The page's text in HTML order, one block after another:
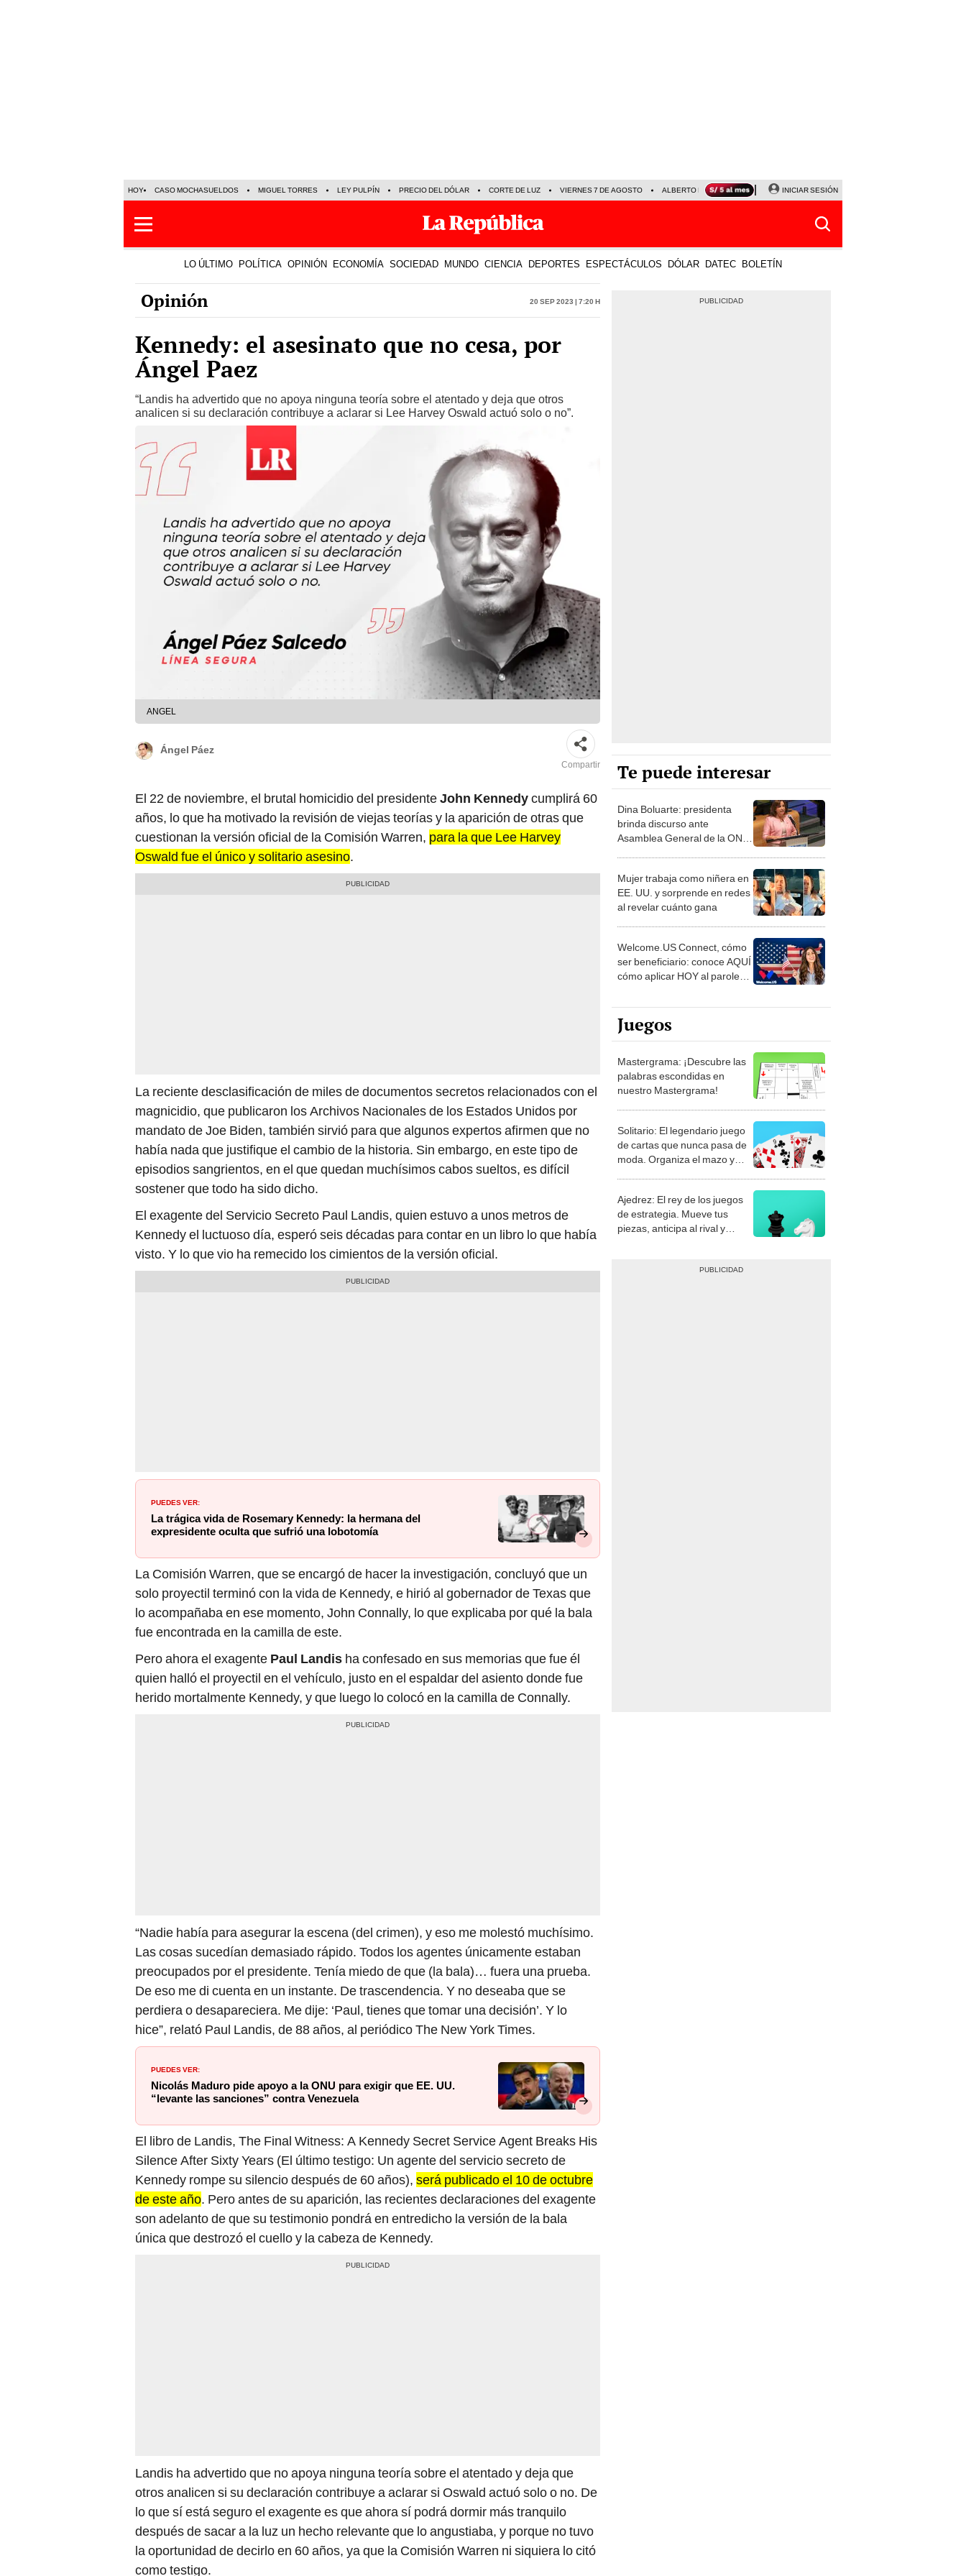
HOY CASO MOCHASUELDOS MIGUEL TORRES LEY PULPÍN PRECIO DEL DÓLAR CORTE DE LUZ VIERNES 7 DE AGOSTO ALBERTO BENAVIDES NALDY SALDAÑA
INICIAR SESIÓN
LO ÚLTIMO POLÍTICA OPINIÓN ECONOMÍA SOCIEDAD MUNDO CIENCIA DEPORTES ESPECTÁCULOS DÓLAR DATEC BOLETÍN
Opinión 20 Sep 2023 | 7:20 h
Kennedy: el asesinato que no cesa, por
Ángel Paez
“Landis ha advertido que no apoya ninguna teoría sobre el atentado y deja que otros
analicen si su declaración contribuye a aclarar si Lee Harvey Oswald actuó solo o no”.
ANGEL
Ángel Páez
Compartir
El 22 de noviembre, el brutal homicidio del presidenteJohn Kennedycumplirá 60
años, lo que ha motivado la revisión de viejas teorías y la aparición de otras que
cuestionan la versión oficial de la Comisión Warren, para la que Lee Harvey
Oswald fue el único y solitario asesino.
La reciente desclasificación de miles de documentos secretos relacionados con el
magnicidio, que publicaron los Archivos Nacionales de los Estados Unidos por
mandato de Joe Biden, también sirvió para que algunos expertos afirmen que no
había nada que justifique el cambio de la historia. Sin embargo, en este tipo de
episodios sangrientos, en el que quedan muchísimos cabos sueltos, es difícil
sostener que todo ha sido dicho.
El exagente del Servicio Secreto Paul Landis, quien estuvo a unos metros de
Kennedy el luctuoso día, esperó seis décadas para contar en un libro lo que había
visto. Y lo que vio ha remecido los cimientos de la versión oficial.
PUEDES VER:
La trágica vida de Rosemary Kennedy: la hermana del
expresidente oculta que sufrió una lobotomía
La Comisión Warren, que se encargó de hacer la investigación, concluyó que un
solo proyectil terminó con la vida de Kennedy, e hirió al gobernador de Texas que
lo acompañaba en ese momento, John Connally, lo que explicaba por qué la bala
fue encontrada en la camilla de este.
Pero ahora el exagente Paul Landis ha confesado en sus memorias que fue él
quien halló el proyectil en el vehículo, justo en el espaldar del asiento donde fue
herido mortalmente Kennedy, y que luego lo colocó en la camilla de Connally.
“Nadie había para asegurar la escena (del crimen), y eso me molestó muchísimo.
Las cosas sucedían demasiado rápido. Todos los agentes únicamente estaban
preocupados por el presidente. Tenía miedo de que (la bala)… fuera una prueba.
De eso me di cuenta en un instante. De trascendencia. Y no deseaba que se
perdiera o desapareciera. Me dije: ‘Paul, tienes que tomar una decisión’. Y lo
hice”, relató Paul Landis, de 88 años, al periódico The New York Times.
PUEDES VER:
Nicolás Maduro pide apoyo a la ONU para exigir que EE. UU.
“levante las sanciones” contra Venezuela
El libro de Landis, The Final Witness: A Kennedy Secret Service Agent Breaks His
Silence After Sixty Years (El último testigo: Un agente del servicio secreto de
Kennedy rompe su silencio después de 60 años), será publicado el 10 de octubre
de este año. Pero antes de su aparición, las recientes declaraciones del exagente
son adelanto de que su testimonio pondrá en entredicho la versión de la bala
única que destrozó el cuello y la cabeza de Kennedy.
Landis ha advertido que no apoya ninguna teoría sobre el atentado y deja que
otros analicen si su declaración contribuye a aclarar si Oswald actuó solo o no. De
lo que sí está seguro el exagente es que ahora sí podrá dormir más tranquilo
después de sacar a la luz un hecho relevante que lo angustiaba, y porque no tuvo
la oportunidad de decirlo en 60 años, ya que la Comisión Warren ni siquiera lo citó
como testigo.
Te puede interesar
Dina Boluarte: presidenta
brinda discurso ante
Asamblea General de la ONU
Mujer trabaja como niñera en
EE. UU. y sorprende en redes
al revelar cuánto gana
Welcome.US Connect, cómo
ser beneficiario: conoce AQUÍ
cómo aplicar HOY al parole
Juegos
Mastergrama: ¡Descubre las
palabras escondidas en
nuestro Mastergrama!
Solitario: El legendario juego
de cartas que nunca pasa de
moda. Organiza el mazo y
Ajedrez: El rey de los juegos
de estrategia. Mueve tus
piezas, anticipa al rival y